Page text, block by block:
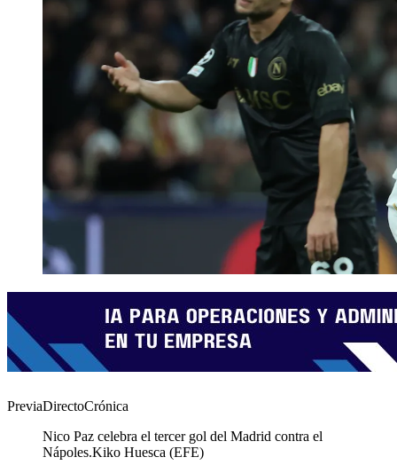
PreviaDirectoCrónica
Nico Paz celebra el tercer gol del Madrid contra el
Nápoles.Kiko Huesca (EFE)